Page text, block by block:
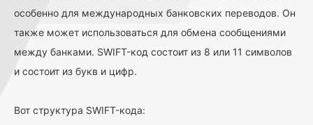
особенно для международных банковских переводов. Он
также может использоваться для обмена сообщениями
между банками. SWIFT-код состоит из 8 или 11 символов
и состоит из букв и цифр.
Вот структура SWIFT-кода: